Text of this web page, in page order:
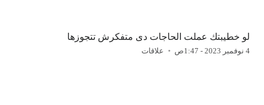
لو خطيبتك عملت الحاجات دى متفكرش تتجوزها
4 نوفمبر 2023 - 1:47ص علاقات